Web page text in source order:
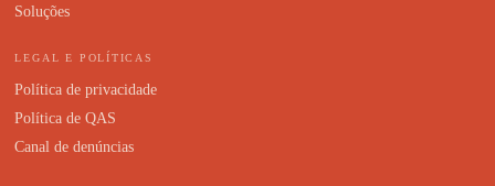
Soluções
LEGAL E POLÍTICAS
Política de privacidade
Política de QAS
Canal de denúncias